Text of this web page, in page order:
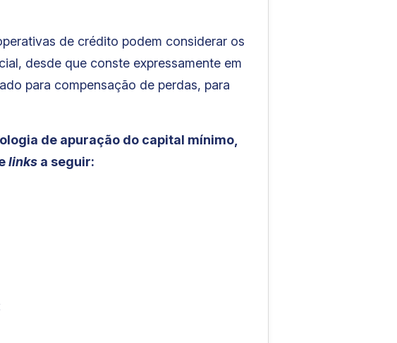
de crédito podem considerar os
desde que conste expressamente em
para compensação de perdas, para
de apuração do capital mínimo,
links a seguir: